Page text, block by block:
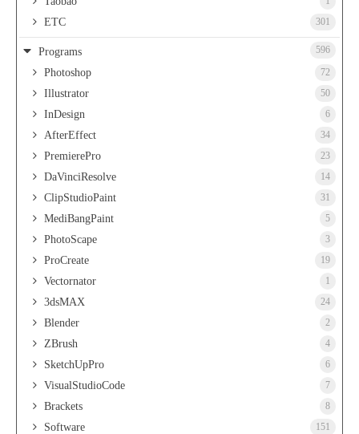
ETC 301
Programs 596
Photoshop 72
Illustrator 50
InDesign 6
AfterEffect 34
PremierePro 23
DaVinciResolve 14
ClipStudioPaint 31
MediBangPaint 5
PhotoScape 3
ProCreate 19
Vectornator 1
3dsMAX 24
Blender 2
ZBrush 4
SketchUpPro 6
VisualStudioCode 7
Brackets 8
Software 151